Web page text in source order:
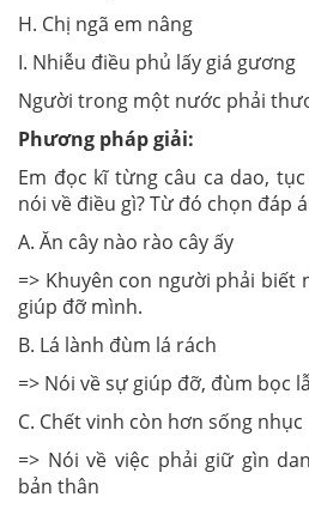
H. Chị ngã em nâng
I. Nhiễu điều phủ lấy giá gương
Người trong một nước phải
Phương pháp giải:
Em đọc kĩ từng câu ca dao,
nói về điều gì? Từ đó chọn đáp
A. Ăn cây nào rào cây ấy
=> Khuyên con người phải biết
giúp đỡ mình.
B. Lá lành đùm lá rách
=> Nói về sự giúp đỡ, đùm bọc
C. Chết vinh còn hơn sống nhục
=> Nói về việc phải giữ gìn
bản thân